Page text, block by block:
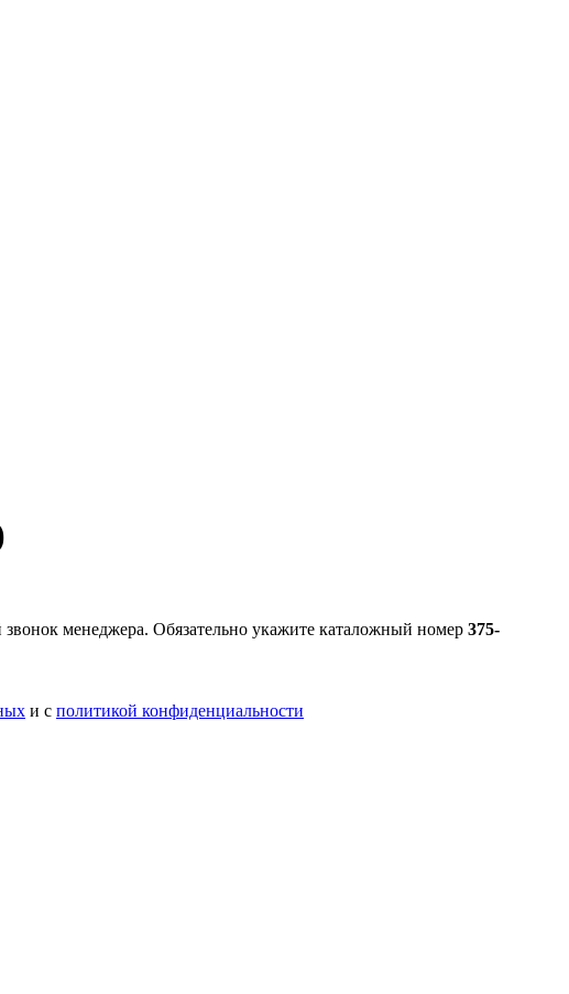
звонок менеджера. Обязательно укажите каталожный номер 375-
и с политикой конфиденциальности